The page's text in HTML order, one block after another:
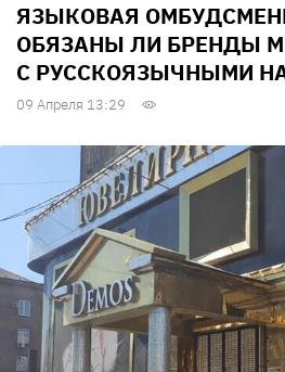
ЯЗЫКОВАЯ
ОБЯЗАНЫ ЛИ БРЕНДЫ
С РУССКОЯЗЫЧНЫМИ
09 Апреля 13:29